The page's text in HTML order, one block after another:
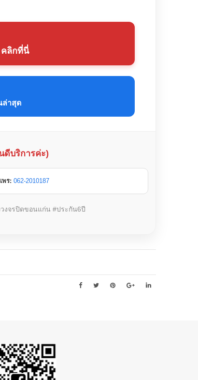
คลิกที่นี่
ล่าสุด
ดีบริการค่ะ)
พร: 062-2010187
งจรปิดขอนแก่น #ประกัน6ปี